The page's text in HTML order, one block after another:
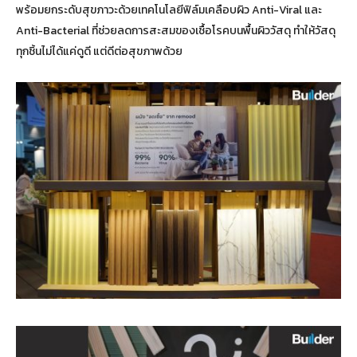
พร้อมยกระดับสุขภาวะด้วยเทคโนโลยีฟิล์มเคลือบผิว Anti-Viral และ
Anti-Bacterial ที่ช่วยลดการสะสมของเชื้อโรคบนพื้นผิววัสดุ ทำให้วัสดุ
ทุกชิ้นไม่ได้แค่ดูดี แต่ดีต่อสุขภาพด้วย